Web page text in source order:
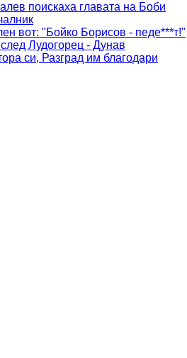
поискаха главата на Боби
вот: "Бойко Борисов - педе***т!"
Лудогорец - Дунав
си, Разград им благодари